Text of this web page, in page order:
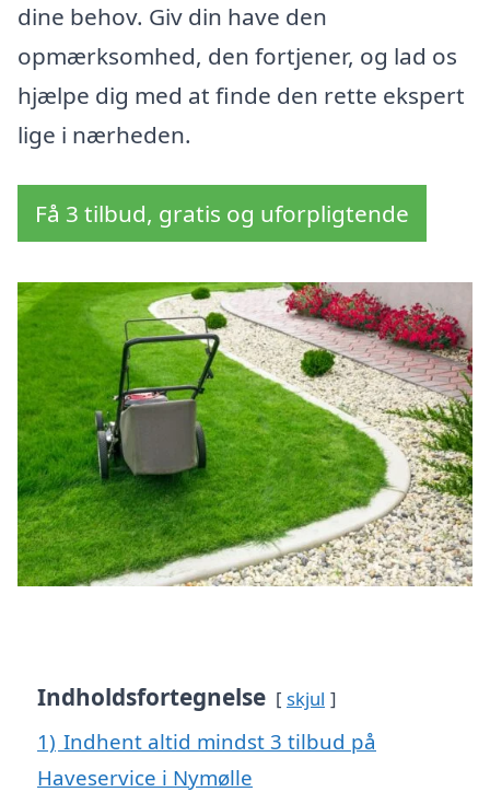
dine behov. Giv din have den
opmærksomhed, den fortjener, og lad os
hjælpe dig med at finde den rette ekspert
lige i nærheden.
Få 3 tilbud, gratis og uforpligtende
Indholdsfortegnelse skjul
1) Indhent altid mindst 3 tilbud på
Haveservice i Nymølle